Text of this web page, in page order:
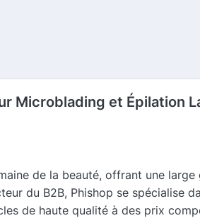
Microblading et Épilation
de la beauté, offrant une
du B2B, Phishop se spécialise
de haute qualité à des prix